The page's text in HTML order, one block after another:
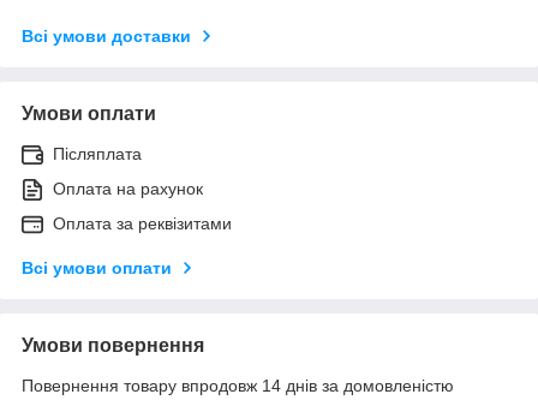
Всі умови доставки
Умови оплати
Післяплата
Оплата на рахунок
Оплата за реквізитами
Всі умови оплати
Умови повернення
Повернення товару впродовж 14 днів за домовленістю